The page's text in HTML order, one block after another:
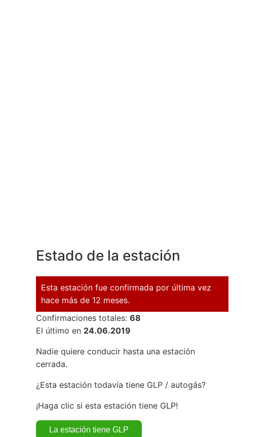
Estado de la estación
Esta estación fue confirmada por última vez
hace más de 12 meses.
Confirmaciones totales: 68
El último en 24.06.2019
Nadie quiere conducir hasta una estación
cerrada.
¿Esta estación todavía tiene GLP / autogás?
¡Haga clic si esta estación tiene GLP!